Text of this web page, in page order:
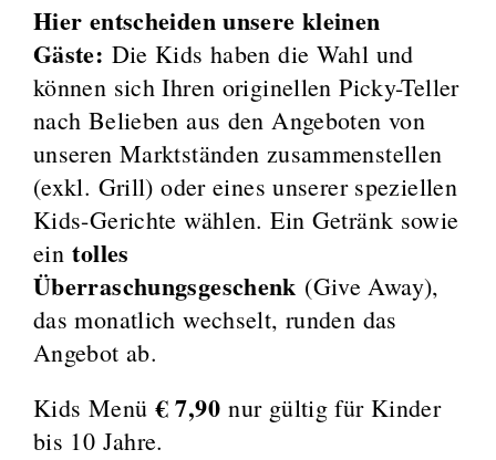
Hier entscheiden unsere kleinen
Gäste: Die Kids haben die Wahl und
können sich Ihren originellen Picky-Teller
nach Belieben aus den Angeboten von
unseren Marktständen zusammenstellen
(exkl. Grill) oder eines unserer speziellen
Kids-Gerichte wählen. Ein Getränk sowie
eintolles
Überraschungsgeschenk (Give Away),
das monatlich wechselt, runden das
Angebot ab.
Kids Menü€ 7,90nur gültig für Kinder
bis 10 Jahre.